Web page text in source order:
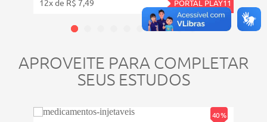
12x de R$ 7,49 PORTAL PLAY11
APROVEITE PARA COMPLETAR
SEUS ESTUDOS
40 %